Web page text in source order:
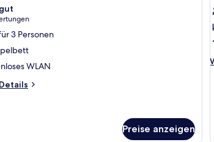
3 Personen
WLAN
Preise anzeigen